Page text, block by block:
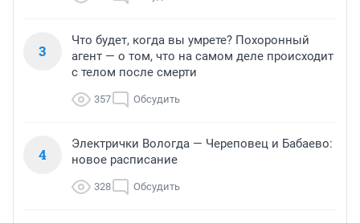
3
Что будет, когда вы умрете? Похоронный
агент — о том, что на самом деле происходит
с телом после смерти
357 Обсудить
4
Электрички Вологда — Череповец и Бабаево:
новое расписание
328 Обсудить